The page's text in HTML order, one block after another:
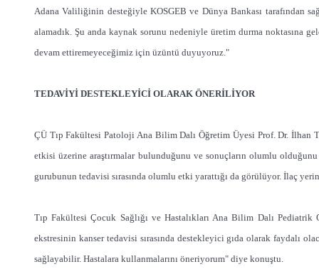
Adana Valiliğinin desteğiyle KOSGEB ve Dünya Bankası tarafından
alamadık. Şu anda kaynak sorunu nedeniyle üretim durma noktasına
devam ettiremeyeceğimiz için üzüntü duyuyoruz."
TEDAVİYİ DESTEKLEYİCİ OLARAK ÖNERİLİYOR
ÇÜ Tıp Fakültesi Patoloji Ana Bilim Dalı Öğretim Üyesi Prof. Dr.
etkisi üzerine araştırmalar bulunduğunu ve sonuçların olumlu
gurubunun tedavisi sırasında olumlu etki yarattığı da görülüyor. İlaç
Tıp Fakültesi Çocuk Sağlığı ve Hastalıkları Ana Bilim Dalı
ekstresinin kanser tedavisi sırasında destekleyici gıda olarak faydalı
sağlayabilir. Hastalara kullanmalarını öneriyorum" diye konuştu.